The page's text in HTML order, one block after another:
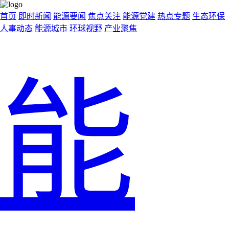
首页 即时新闻 能源要闻 焦点关注 能源党建 热点专题 生态环保
人事动态 能源城市 环球视野 产业聚焦
能